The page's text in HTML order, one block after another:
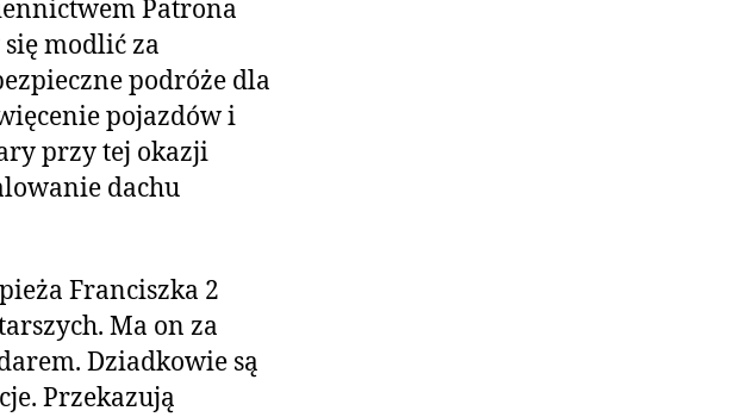
Patrona
modlić za
podróże dla
pojazdów i
przy tej okazji
dachu
Franciszka 2
Ma on za
Dziadkowie są
Przekazują